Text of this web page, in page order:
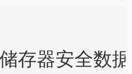
存器安全数